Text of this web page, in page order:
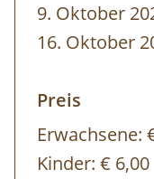
9. Oktober
16. Oktober
Preis
Erwachsene:
Kinder: € 6,00